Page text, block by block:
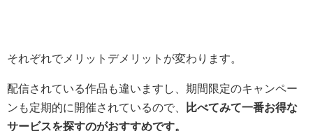
それぞれでメリットデメリットが変わります。
配信されている作品も違いますし、期間限定のキャンペー
ンも定期的に開催されているので、
比べてみて一番お得な
サービスを探すのがおすすめです。